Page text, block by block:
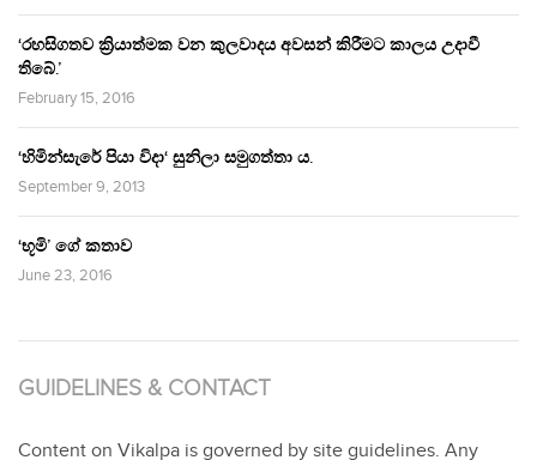
‘රහසිගතව ක්‍රියාත්මක වන කුලවාදය අවසන් කිරීමට කාලය උදාවී
තිබේ.’
February 15, 2016
‘හිමින්සැරේ පියා විදා‘ සුනිලා සමුගත්තා ය.
September 9, 2013
‘භූමි’ ගේ කතාව
June 23, 2016
GUIDELINES & CONTACT
Content on Vikalpa is governed by site guidelines. Any